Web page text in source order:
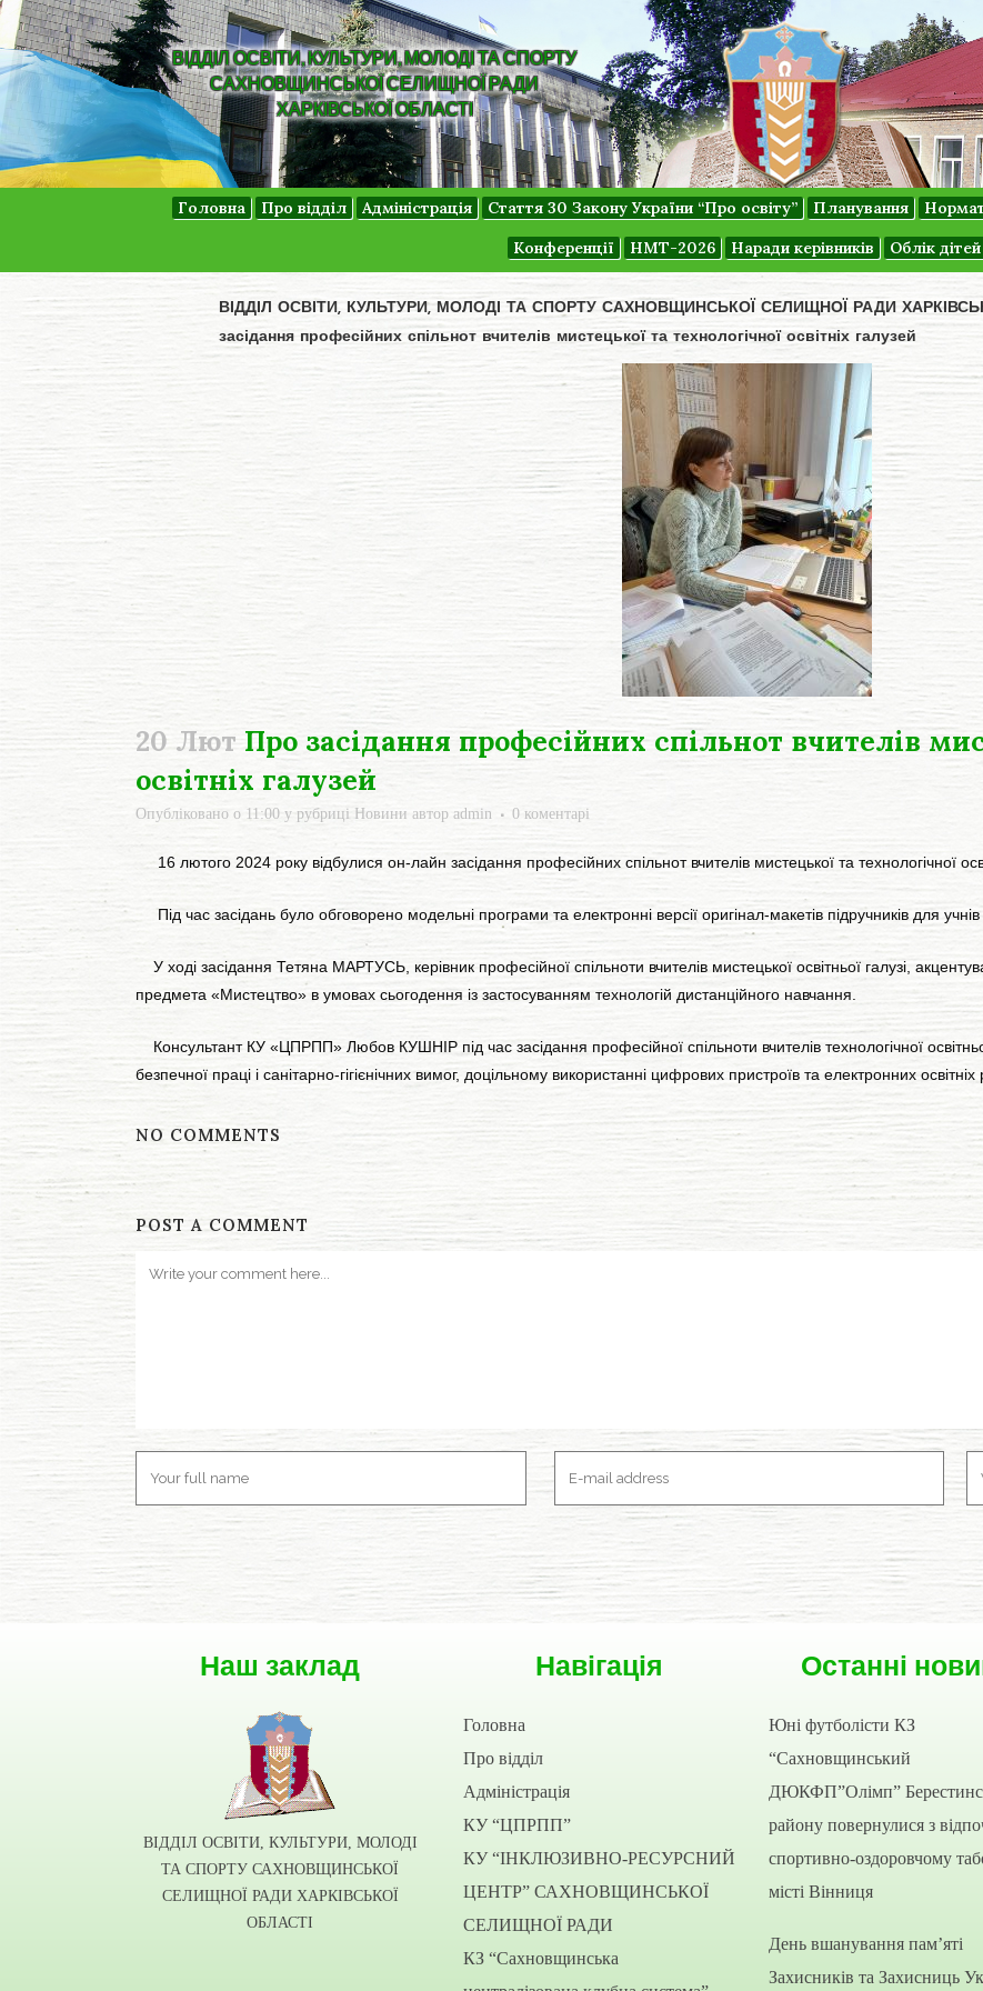
ВІДДІЛ ОСВІТИ, КУЛЬТУРИ, МОЛОДІ ТА СПОРТУ
САХНОВЩИНСЬКОЇ СЕЛИЩНОЇ РАДИ
ХАРКІВСЬКОЇ ОБЛАСТІ
Головна Про відділ Адміністрація Стаття 30 Закону України “Про освіту” Планування
Конференції
НМТ-2026 Наради керівників Облік дітей
ВІДДІЛ ОСВІТИ, КУЛЬТУРИ, МОЛОДІ ТА СПОРТУ САХНОВЩИНСЬКОЇ СЕЛИЩНОЇ РАДИ
засідання професійних спільнот вчителів мистецької та технологічної освітніх галузей
20 ЛютПро засідання професійних спільнот вчителів
освітніх галузей
Опубліковано о 11:00 у рубриці Новини автор admin 0 коментарі
16 лютого 2024 року відбулися он-лайн засідання професійних спільнот вчителів мистецької та технологічної
Під час засідань було обговорено модельні програми та електронні версії оригінал-макетів підручників для
У ході засідання Тетяна МАРТУСЬ, керівник професійної спільноти вчителів мистецької освітньої галузі,
предмета «Мистецтво» в умовах сьогодення із застосуванням технологій дистанційного навчання.
Консультант КУ «ЦПРПП» Любов КУШНІР під час засідання професійної спільноти вчителів технологічної
безпечної праці і санітарно-гігієнічних вимог, доцільному використанні цифрових пристроїв та електронних освітніх
NO COMMENTS
POST A COMMENT
Наш заклад
ВІДДІЛ ОСВІТИ, КУЛЬТУРИ, МОЛОДІ
ТА СПОРТУ САХНОВЩИНСЬКОЇ
СЕЛИЩНОЇ РАДИ ХАРКІВСЬКОЇ
ОБЛАСТІ
Навігація
Головна
Про відділ
Адміністрація
КУ “ЦПРПП”
КУ “ІНКЛЮЗИВНО-РЕСУРСНИЙ
ЦЕНТР” САХНОВЩИНСЬКОЇ
СЕЛИЩНОЇ РАДИ
КЗ “Сахновщинська
Останні
Юні футболісти КЗ
“Сахновщинський
ДЮКФП”Олімп”
району повернулися з
спортивно-оздоровчому
місті Вінниця
День вшанування пам’яті
Захисників та Захисниць